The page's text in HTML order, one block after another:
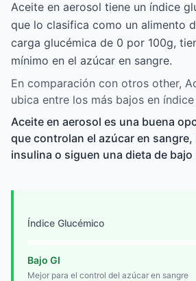
Aceite en aerosol tiene un índice
que lo clasifica como un alimento
carga glucémica de 0 por 100g,
mínimo en el azúcar en sangre.
En comparación con otros other,
ubica entre los más bajos en
Aceite en aerosol es una buena
que controlan el azúcar en sangre,
insulina o siguen una dieta de bajo
Índice Glucémico
Bajo GI
Mejor para el control del azúcar en sangre